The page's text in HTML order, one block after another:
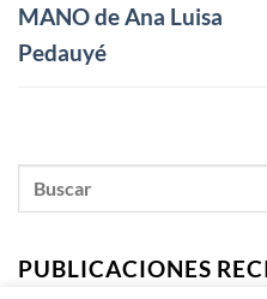
MANO de Ana Luisa
Pedauyé
PUBLICACIONES